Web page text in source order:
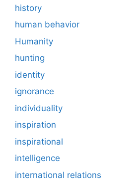
history
human behavior
Humanity
hunting
identity
ignorance
individuality
inspiration
inspirational
intelligence
international relations